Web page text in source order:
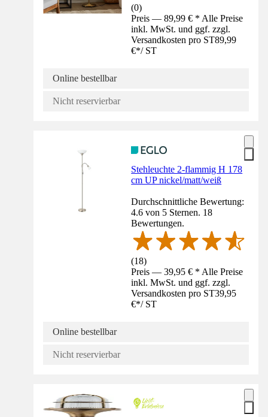
(0)
Preis — 89,99 € * Alle Preise
inkl. MwSt. und ggf. zzgl.
Versandkosten pro ST89,99
€*/ ST
Online bestellbar
Nicht reservierbar
Stehleuchte 2-flammig H 178
cm UP nickel/matt/weiß
Durchschnittliche Bewertung:
4.6 von 5 Sternen. 18
Bewertungen.
(18)
Preis — 39,95 € * Alle Preise
inkl. MwSt. und ggf. zzgl.
Versandkosten pro ST39,95
€*/ ST
Online bestellbar
Nicht reservierbar